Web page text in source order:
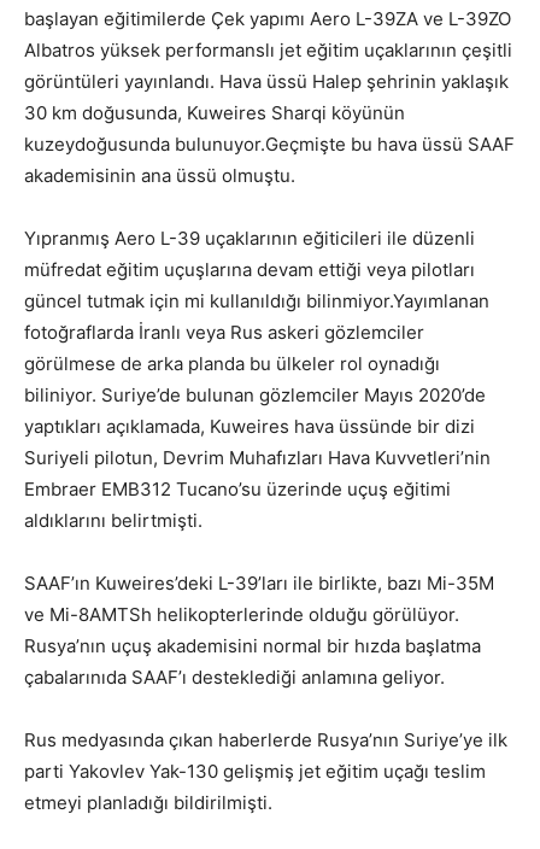
başlayan eğitimilerde Çek yapımı Aero L-39ZA ve L-39ZO
Albatros yüksek performanslı jet eğitim uçaklarının çeşitli
görüntüleri yayınlandı. Hava üssü Halep şehrinin yaklaşık
30 km doğusunda, Kuweires Sharqi köyünün
kuzeydoğusunda bulunuyor.Geçmişte bu hava üssü SAAF
akademisinin ana üssü olmuştu.
Yıpranmış Aero L-39 uçaklarının eğiticileri ile düzenli
müfredat eğitim uçuşlarına devam ettiği veya pilotları
güncel tutmak için mi kullanıldığı bilinmiyor.Yayımlanan
fotoğraflarda İranlı veya Rus askeri gözlemciler
görülmese de arka planda bu ülkeler rol oynadığı
biliniyor. Suriye’de bulunan gözlemciler Mayıs 2020’de
yaptıkları açıklamada, Kuweires hava üssünde bir dizi
Suriyeli pilotun, Devrim Muhafızları Hava Kuvvetleri’nin
Embraer EMB312 Tucano’su üzerinde uçuş eğitimi
aldıklarını belirtmişti.
SAAF’ın Kuweires’deki L-39’ları ile birlikte, bazı Mi-35M
ve Mi-8AMTSh helikopterlerinde olduğu görülüyor.
Rusya’nın uçuş akademisini normal bir hızda başlatma
çabalarınıda SAAF’ı desteklediği anlamına geliyor.
Rus medyasında çıkan haberlerde Rusya’nın Suriye’ye ilk
parti Yakovlev Yak-130 gelişmiş jet eğitim uçağı teslim
etmeyi planladığı bildirilmişti.